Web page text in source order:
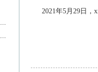
数控编程师在工厂具体工作内容是什么?
学模具须什么基础，学历低能学成就业吗?
2021年5月29日